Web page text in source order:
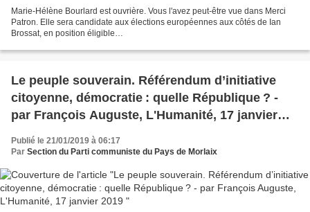
Marie-Hélène Bourlard est ouvrière. Vous l'avez peut-être vue dans Merci
Patron. Elle sera candidate aux élections européennes aux côtés de Ian
Brossat, en position éligible
bourlard-une-ouvriere-au-parlement-europeen.html...
Le peuple souverain. Référendum d’initiative
citoyenne, démocratie : quelle République ? -
par François Auguste, L'Humanité, 17 janvier
Publié le 21/01/2019 à 06:17
Par Section du Parti communiste du Pays de Morlaix